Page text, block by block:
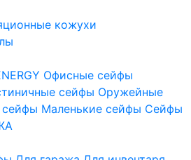
кожухи
Офисные сейфы
сейфы Оружейные
Маленькие сейфы Сейфы